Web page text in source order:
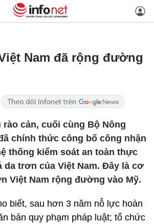
Nam đã rộng đường
cản, cuối cùng Bộ Nông
chính thức công bố công nhận
thống kiểm soát an toàn thực
da trơn của Việt Nam. Đây là cơ
Việt Nam rộng đường vào Mỹ.
biết, sau hơn 3 năm nỗ lực hoàn
bản quy phạm pháp luật; tổ chức